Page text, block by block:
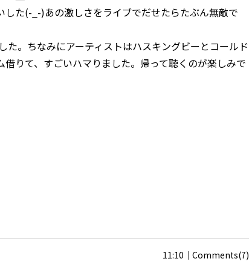
した(-_-)あの激しさをライブでだせたらたぶん無敵で
た。ちなみにアーティストはハスキングビーとコールド
りて、すごいハマりました。帰って聴くのが楽しみで
11:10 Comments(7)